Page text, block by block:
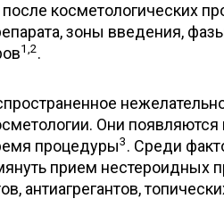
косметологических
зоны введения,
1,2.
Они
процедуры3. Среди
прием нестероидных
антиагрегантов,